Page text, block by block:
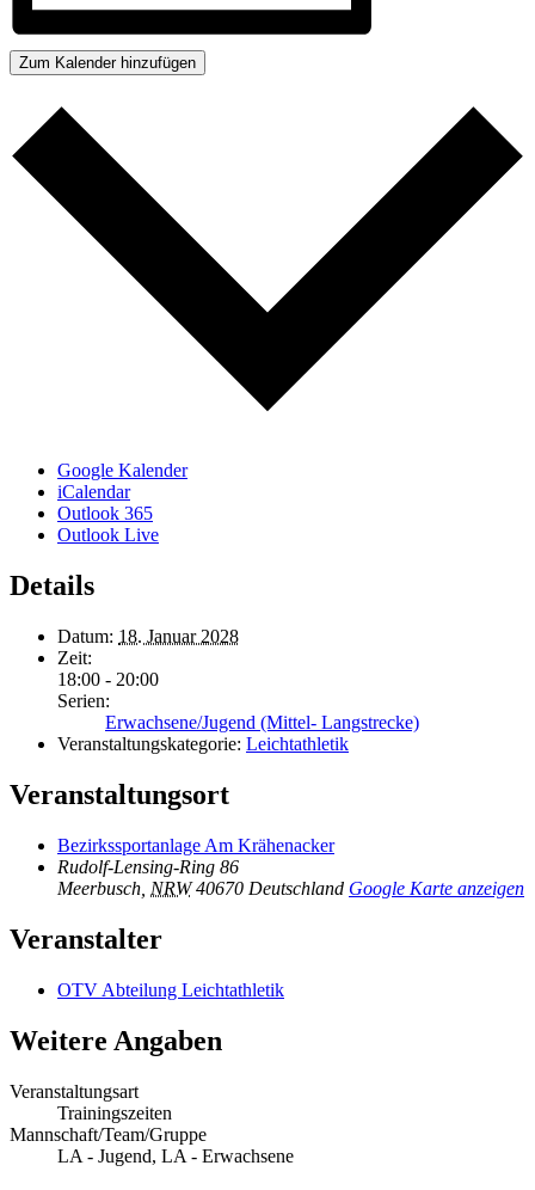
Zum Kalender hinzufügen
Google Kalender
iCalendar
Outlook 365
Outlook Live
Details
Datum: 18. Januar 2028
Zeit:
18:00 - 20:00
Serien:
Erwachsene/Jugend (Mittel- Langstrecke)
Veranstaltungskategorie: Leichtathletik
Veranstaltungsort
Bezirkssportanlage Am Krähenacker
Rudolf-Lensing-Ring 86
Meerbusch NRW 40670 Deutschland Google Karte anzeigen
Veranstalter
OTV Abteilung Leichtathletik
Weitere Angaben
Veranstaltungsart
Trainingszeiten
Mannschaft/Team/Gruppe
LA - Jugend, LA - Erwachsene